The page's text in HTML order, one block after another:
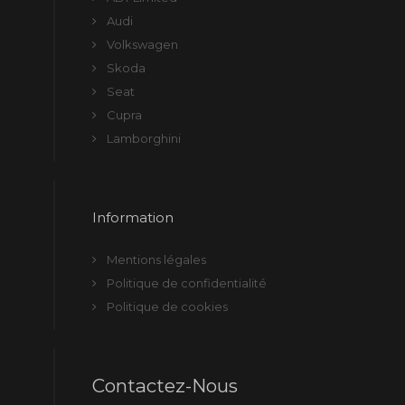
Audi
Volkswagen
Skoda
Seat
Cupra
Lamborghini
Information
Mentions légales
Politique de confidentialité
Politique de cookies
Contactez-Nous